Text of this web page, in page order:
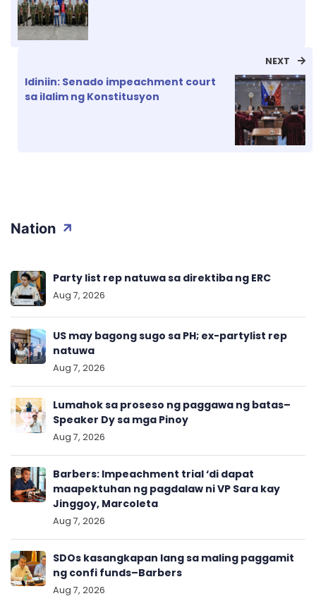
NEXT
Idiniin: Senado impeachment court
sa ilalim ng Konstitusyon
Nation
Party list rep natuwa sa direktiba ng ERC
Aug 7, 2026
US may bagong sugo sa PH; ex-partylist rep
natuwa
Aug 7, 2026
Lumahok sa proseso ng paggawa ng batas–
Speaker Dy sa mga Pinoy
Aug 7, 2026
Barbers: Impeachment trial ‘di dapat
maapektuhan ng pagdalaw ni VP Sara kay
Jinggoy, Marcoleta
Aug 7, 2026
SDOs kasangkapan lang sa maling paggamit
ng confi funds–Barbers
Aug 7, 2026